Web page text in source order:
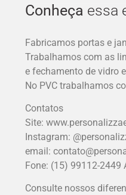
Conheça essa
Fabricamos portas e
Trabalhamos com as
e fechamento de vidro
No PVC trabalhamos
Contatos
Site:
Instagram:
email:
Fone: (15) 99112-
Consulte nossos